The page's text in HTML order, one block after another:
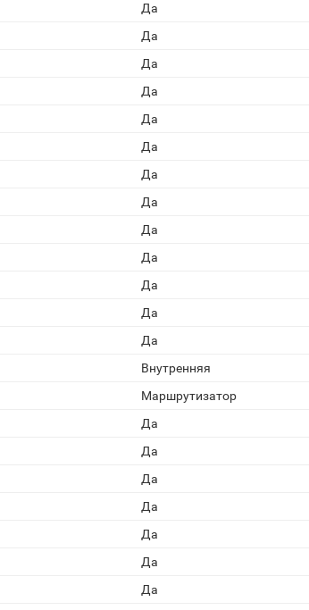
Да
Да
Да
Да
Да
Да
Да
Да
Да
Да
Да
Да
Да
Внутренняя
Маршрутизатор
Да
Да
Да
Да
Да
Да
Да